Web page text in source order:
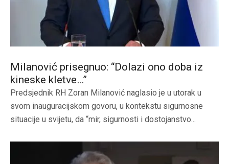
Milanović prisegnuo: “Dolazi ono doba iz
kineske kletve…”
Predsjednik RH Zoran Milanović naglasio je u utorak u
svom inauguracijskom govoru, u kontekstu sigurnosne
situacije u svijetu, da “mir, sigurnosti i dostojanstvo...